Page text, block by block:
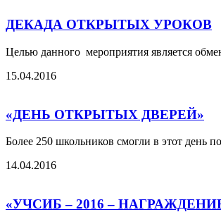
ДЕКАДА ОТКРЫТЫХ УРОКОВ
Целью данного мероприятия является
15.04.2016
«ДЕНЬ ОТКРЫТЫХ ДВЕРЕЙ»
Более 250 школьников смогли в этот
14.04.2016
«УЧСИБ – 2016 –